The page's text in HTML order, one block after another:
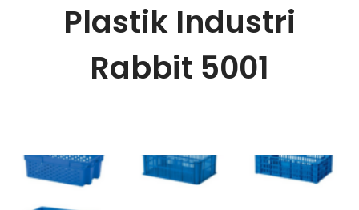
Plastik Industri
Rabbit 5001